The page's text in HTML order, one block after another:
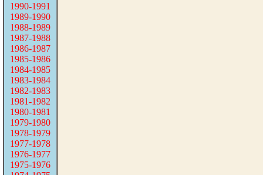
1990-1991
1989-1990
1988-1989
1987-1988
1986-1987
1985-1986
1984-1985
1983-1984
1982-1983
1981-1982
1980-1981
1979-1980
1978-1979
1977-1978
1976-1977
1975-1976